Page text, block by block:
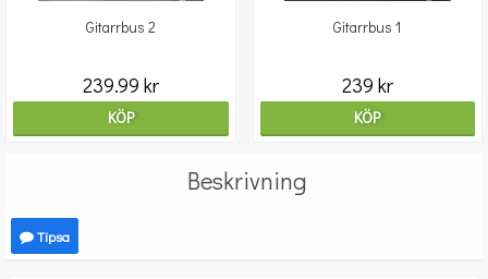
Gitarrbus 2
239.99 kr
KÖP
Gitarrbus 1
239 kr
KÖP
Beskrivning
Tipsa